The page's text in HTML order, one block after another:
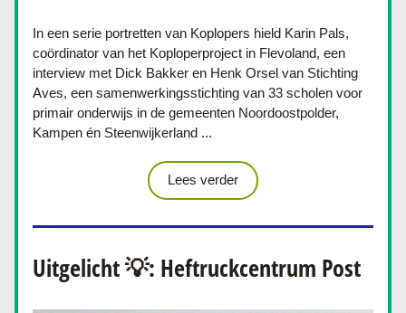
In een serie portretten van Koplopers hield Karin Pals,
coördinator van het Koploperproject in Flevoland, een
interview met Dick Bakker en Henk Orsel van Stichting
Aves, een samenwerkingsstichting van 33 scholen voor
primair onderwijs in de gemeenten Noordoostpolder,
Kampen én Steenwijkerland ...
Lees verder
Uitgelicht 💡: Heftruckcentrum Post